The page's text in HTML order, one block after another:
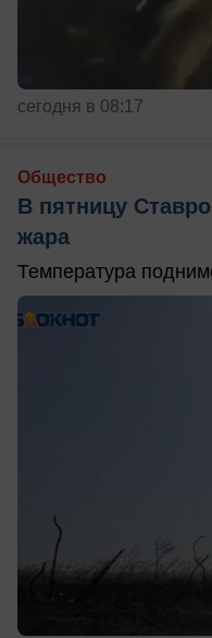
сегодня в 08:17
Общество
В пятницу
жара
Температура